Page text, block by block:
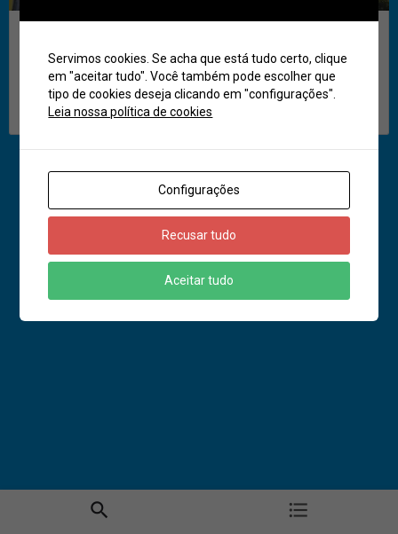
Pousada Germânica
Estilo e conforto para o seu lazer!
Termas de Marcelino Ramos
Servimos cookies. Se acha que está tudo certo, clique
em "aceitar tudo". Você também pode escolher que
tipo de cookies deseja clicando em "configurações".
Leia nossa política de cookies
Configurações
Recusar tudo
Aceitar tudo